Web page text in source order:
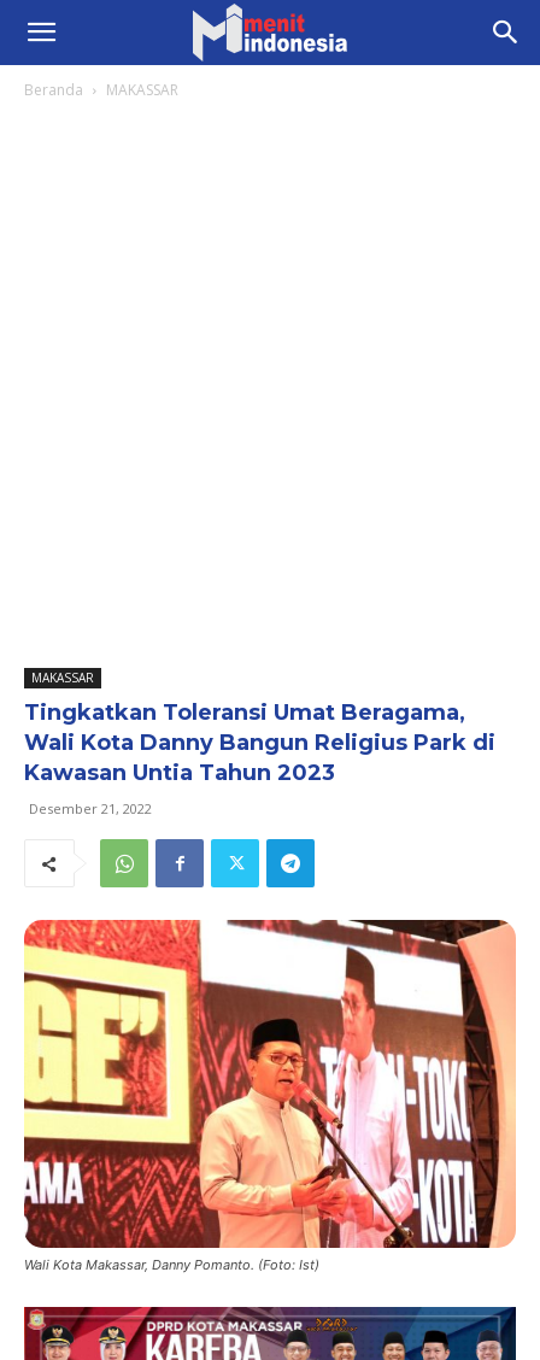
Beranda MAKASSAR
MAKASSAR
Tingkatkan Toleransi Umat Beragama,
Wali Kota Danny Bangun Religius Park di
Kawasan Untia Tahun 2023
Desember 21, 2022
Wali Kota Makassar, Danny Pomanto. (Foto: Ist)